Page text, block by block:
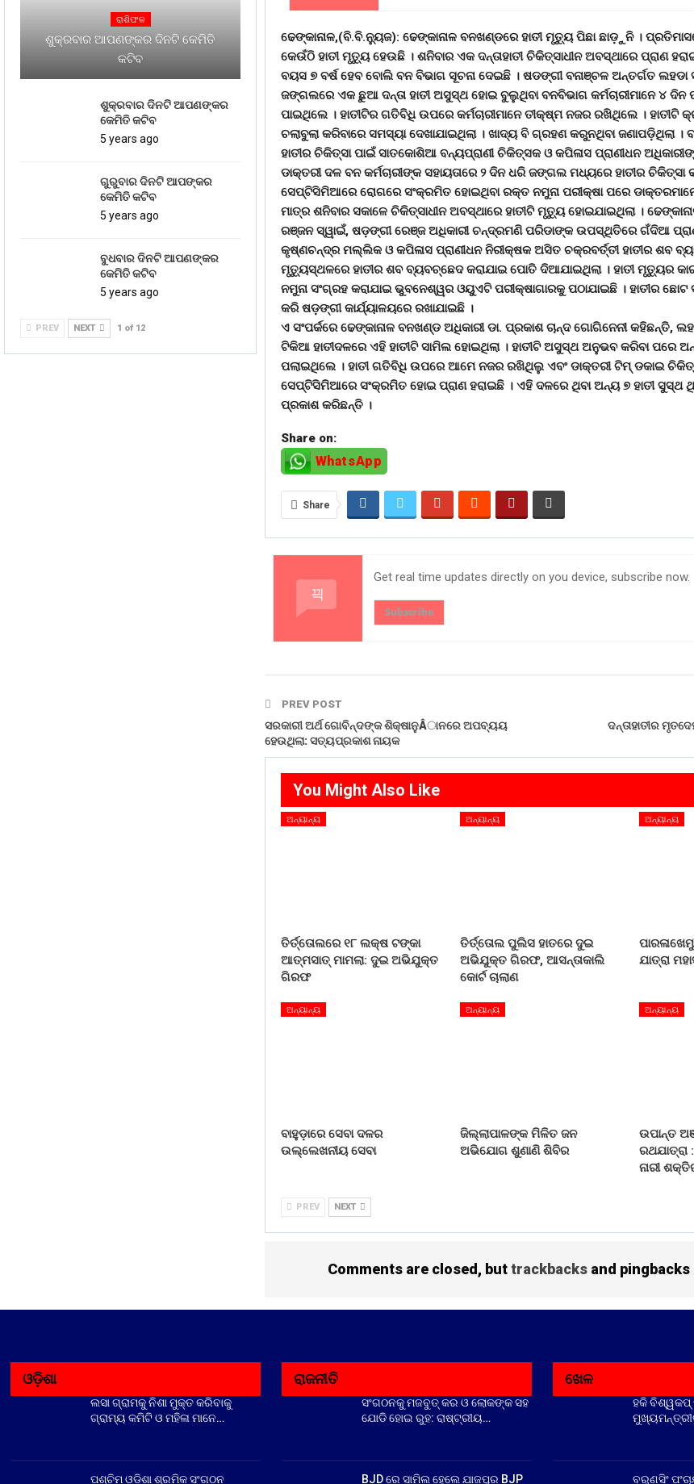
ଢେଙ୍କାନାଳ,(ବି.ବି.ନୁ୍ୟଜ): ଢେଙ୍କାନାଳ ବନଖଣ୍ଡରେ ହାତୀ ମୃତୁ୍ୟ ପିଛା ଛାଡ଼ୁନି ।
କେଉଁଠି ହାତୀ ମୃତୁ୍ୟ ହେଉଛି । ଶନିବାର ଏକ ଦନ୍ତାହାତୀ ଚିକିତ୍ସାଧୀନ ଅବସ୍ଥାରେ ପ୍ରାଣ
ବୟସ ୭ ବର୍ଷ ହେବ ବୋଲି ବନ ବିଭାଗ ସୂଚନା ଦେଇଛି । ଷଡଙ୍ଗୀ ବନାଞ୍ଚଳ ଅନ୍ତର୍ଗତ
ଜଙ୍ଗଲରେ ଏକ ଛୁଆ ଦନ୍ତା ହାତୀ ଅସୁସ୍ଥ ହୋଇ ବୁଲୁଥିବା ବନବିଭାଗ କର୍ମଚାରୀମାନେ ୪ ଦିନ
ପାଇଥିଲେ । ହାତୀଟିର ଗତିବିଧି ଉପରେ କର୍ମଚାରୀମାନେ ତୀକ୍ଷ୍ମ ନଜର ରଖିଥିଲେ ।
ଚଲାବୁଲା କରିବାରେ ସମସ୍ୟା ଦେଖାଯାଇଥିଲା । ଖାଦ୍ୟ ବି ଗ୍ରହଣ କରୁନଥିବା ଜଣାପଡ଼ିଥିଲା ।
ହାତୀର ଚିକିତ୍ସା ପାଇଁ ସାତକୋଶିଆ ବନ୍ୟପ୍ରାଣୀ ଚିକିତ୍ସକ ଓ କପିଳାସ ପ୍ରାଣୀଧନ
ଡାକ୍ତରୀ ଦଳ ବନ କର୍ମଚାରୀଙ୍କ ସହାୟତାରେ ୨ ଦିନ ଧରି ଜଙ୍ଗଲ ମଧ୍ୟରେ ହାତୀର ଚିକିତ୍ସା
ସେପ୍ଟିସିମିଆରେ ରୋଗରେ ସଂକ୍ରମିତ ହୋଇଥିବା ରକ୍ତ ନମୁନା ପରୀକ୍ଷା ପରେ
ମାତ୍ର ଶନିବାର ସକାଳେ ଚିକିତ୍ସାଧୀନ ଅବସ୍ଥାରେ ହାତୀଟି ମୃତୁ୍ୟ ହୋଇଯାଇଥିଲା ।
ରଞ୍ଜନ ସ୍ୱାଇଁ, ଷଡ଼ଙ୍ଗୀ ରେଞ୍ଜ ଅଧିକାରୀ ଚନ୍ଦ୍ରମଣି ପରିଡାଙ୍କ ଉପସ୍ଥିତିରେ ଗଁଦିଆ
କୃଷ୍ଣଚନ୍ଦ୍ର ମଲ୍ଲିକ ଓ କପିଳାସ ପ୍ରାଣୀଧନ ନିରୀକ୍ଷକ ଅସିତ ଚକ୍ରବର୍ତ୍ତୀ ହାତୀର ଶବ
ମୃତୁ୍ୟସ୍ଥଳରେ ହାତୀର ଶବ ବ୍ୟବଚ୍ଛେଦ କରାଯାଇ ପୋତି ଦିଆଯାଇଥିଲା । ହାତୀ ମୃତୁ୍ୟର
ନମୁନା ସଂଗ୍ରହ କରାଯାଇ ଭୁବନେଶ୍ୱର ଓୟୁଏଟି ପରୀକ୍ଷାଗାରକୁ ପଠାଯାଇଛି । ହାତୀର
କରି ଷଡ଼ଙ୍ଗୀ କାର୍ଯ୍ୟାଳୟରେ ରଖାଯାଇଛି ।
ଏ ସଂପର୍କରେ ଢେଙ୍କାନାଳ ବନଖଣ୍ଡ ଅଧିକାରୀ ଡା. ପ୍ରକାଶ ଚାନ୍ଦ ଗୋଗିନେନୀ କହିଛନ୍ତି,
ଟିକିଆ ହାତୀଦଳରେ ଏହି ହାତୀଟି ସାମିଲ ହୋଇଥିଲା । ହାତୀଟି ଅସୁସ୍ଥ ଅନୁଭବ କରିବା ପରେ
ପଲାଇଥିଲେ । ହାତୀ ଗତିବିଧି ଉପରେ ଆମେ ନଜର ରଖିଥିଲୁ ଏବଂ ଡାକ୍ତରୀ ଟିମ୍ ଡକାଇ
ସେପ୍ଟିସିମିଆରେ ସଂକ୍ରମିତ ହୋଇ ପ୍ରାଣ ହରାଇଛି । ଏହି ଦଳରେ ଥିବା ଅନ୍ୟ ୭ ହାତୀ ସୁସ୍ଥ
ପ୍ରକାଶ କରିଛନ୍ତି ।
Share on:
WhatsApp
Share
Get real time updates directly on you device, subscribe now.
Subscribe
PREV POST
ସରକାରୀ ଅର୍ଥ ଗୋବିନ୍ଦଙ୍କ ଶିକ୍ଷାନୁÂାନରେ ଅପବ୍ୟୟ
ହେଉଥିଲା: ସତ୍ୟପ୍ରକାଶ ନାୟକ
ଦନ୍ତାହାତୀର
You Might Also Like
ଅନ୍ୟାନ୍ୟ
ତିର୍ତ୍ତୋଲରେ ୧୮ ଲକ୍ଷ ଟଙ୍କା
ଆତ୍ମସାତ୍ ମାମଲା: ଦୁଇ ଅଭିଯୁକ୍ତ
ଗିରଫ
ଅନ୍ୟାନ୍ୟ
ତିର୍ତ୍ତୋଲ ପୁଲିସ ହାତରେ ଦୁଇ
ଅଭିଯୁକ୍ତ ଗିରଫ, ଆସନ୍ତାକାଲି
କୋର୍ଟ ଚାଲାଣ
ଅନ୍ୟାନ୍ୟ
ଯାତ୍ରା
ଅନ୍ୟାନ୍ୟ
ବାହୁଡ଼ାରେ ସେବା ଦଳର
ଉଲ୍ଲେଖନୀୟ ସେବା
ଅନ୍ୟାନ୍ୟ
ଜିଲ୍ଲାପାଳଙ୍କ ମିଳିତ ଜନ
ଅଭିଯୋଗ ଶୁଣାଣି ଶିବିର
ଅନ୍ୟାନ୍ୟ
ଉପାନ୍ତ
ନାରୀ
PREV NEXT
Comments are closed, buttrackbacksand pingbacks
ରାଶିଫଳ
ଶୁକ୍ରବାର ଆପଣଙ୍କର ଦିନଟି କେମିତି
କଟିବ
ଶୁକ୍ରବାର ଦିନଟି ଆପଣଙ୍କର
କେମିତି କଟିବ
5 years ago
ଗୁରୁବାର ଦିନଟି ଆପଙ୍କର
କେମିତି କଟିବ
5 years ago
ବୁଧବାର ଦିନଟି ଆପଣଙ୍କର
କେମିତି କଟିବ
5 years ago
PREV NEXT 1 of 12
ଓଡ଼ିଶା
ଲସା ଗ୍ରାମକୁ ନିଶା ମୁକ୍ତ କରିବାକୁ
ଗ୍ରାମ୍ୟ କମିଟି ଓ ମହିଳା ମାନେ…
ପଶ୍ଚିମ ଓଡିଶା ଶ୍ରମିକ ସଂଗଠନ
ରାଜନୀତି
ସଂଗଠନକୁ ମଜବୁତ୍ କର ଓ ଲୋକଙ୍କ ସହ
ଯୋଡି ହୋଇ ରୁହ: ରାଷ୍ଟ୍ରୀୟ…
BJD ରେ ସାମିଲ ହେଲେ ଯାଜପୁର BJP
ଖେଳ
ହକି ବିଶ୍ୱକପ୍
ବରୁଣସିଂ